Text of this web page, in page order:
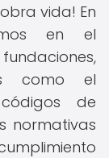
vida! En
en el
como el
de
normativas